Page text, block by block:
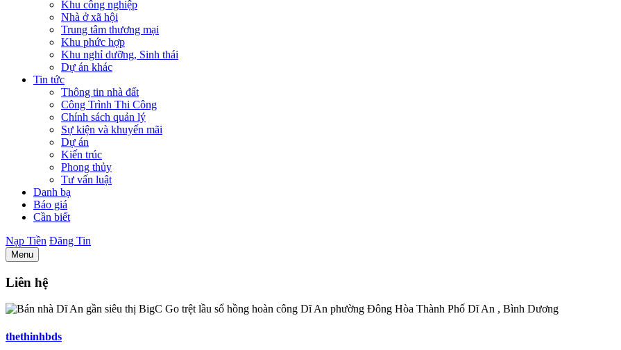
Khu công nghiệp
Nhà ở xã hội
Trung tâm thương mại
Khu phức hợp
Khu nghỉ dưỡng, Sinh thái
Dự án khác
Tin tức
Thông tin nhà đất
Công Trình Thi Công
Chính sách quản lý
Sự kiện và khuyến mãi
Dự án
Kiến trúc
Phong thủy
Tư vấn luật
Danh bạ
Báo giá
Cần biết
Nạp Tiền Đăng Tin
Menu
Liên hệ
thethinhbds